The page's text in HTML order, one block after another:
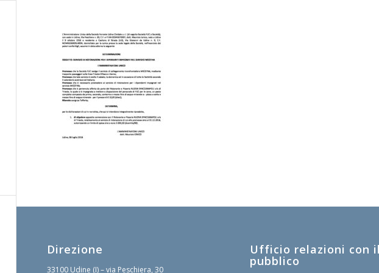
Direzione
33100 Udine (I) – via Peschiera, 30
Ufficio relazioni con
pubblico